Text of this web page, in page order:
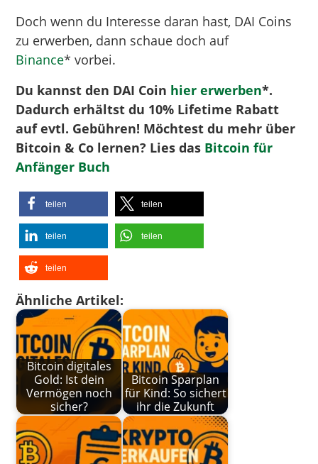
Doch wenn du Interesse daran hast, DAI Coins
zu erwerben, dann schaue doch auf
Binance* vorbei.
Du kannst den DAI Coin hier erwerben*.
Dadurch erhältst du 10% Lifetime Rabatt
auf evtl. Gebühren! Möchtest du mehr über
Bitcoin & Co lernen? Lies das Bitcoin für
Anfänger Buch
teilen teilen
teilen teilen
teilen
Ähnliche Artikel:
Bitcoin digitales
Gold: Ist dein
Vermögen noch
sicher?
Bitcoin Sparplan
für Kind: So sichert
ihr die Zukunft